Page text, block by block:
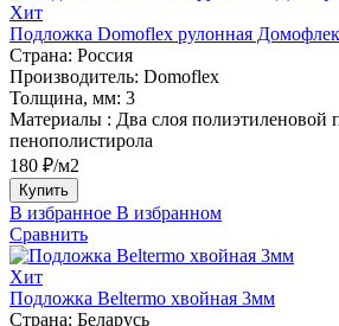
Хит
Подложка Domoflex рулонная
Страна: Россия
Производитель: Domoflex
Толщина, мм: 3
Материалы : Два слоя полиэтиленовой
пенополистирола
180 ₽/м2
Купить
В избранное В избранном
Сравнить
Хит
Подложка Beltermo хвойная 3мм
Страна: Беларусь